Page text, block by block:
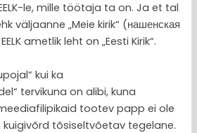
le, mille töötaja ta on. Ja et tal
väljaanne „Meie kirik“ (нашенская
ametlik leht on „Eesti Kirik“.
kui ka
tervikuna on alibi, kuna
tootev papp ei ole
tõsiseltvõetav tegelane.